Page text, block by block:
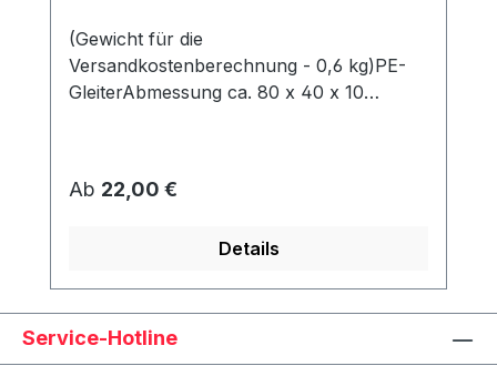
(Gewicht für die
Versandkostenberechnung - 0,6 kg)PE-
GleiterAbmessung ca. 80 x 40 x 10
Regulärer Preis:
Ab 22,00 €
Details
Service-Hotline